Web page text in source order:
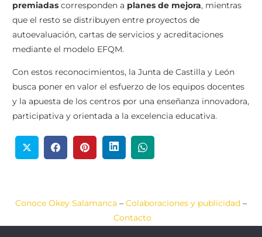
premiadas corresponden a planes de mejora, mientras
que el resto se distribuyen entre proyectos de
autoevaluación, cartas de servicios y acreditaciones
mediante el modelo EFQM.
Con estos reconocimientos, la Junta de Castilla y León
busca poner en valor el esfuerzo de los equipos docentes
y la apuesta de los centros por una enseñanza innovadora,
participativa y orientada a la excelencia educativa.
Conoce Okey Salamanca – Colaboraciones y publicidad –
Contacto